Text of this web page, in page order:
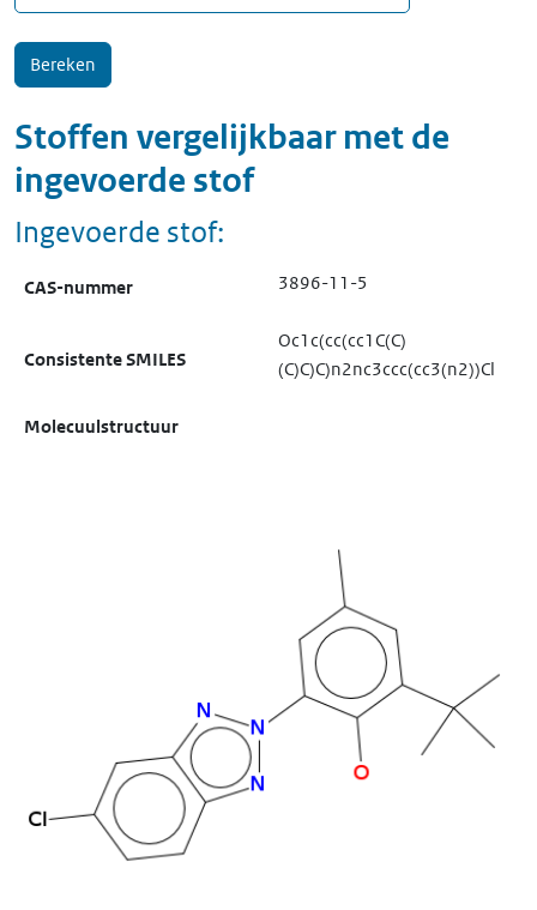
Stoffen vergelijkbaar met de
ingevoerde stof
Ingevoerde stof:
CAS-nummer 3896-11-5
Consistente SMILES
Oc1c(cc(cc1C(C)
(C)C)C)n2nc3ccc(cc3(n2))Cl
Molecuulstructuur